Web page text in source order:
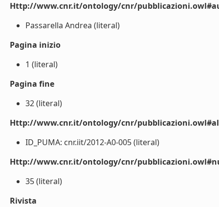
Http://www.cnr.it/ontology/cnr/
Passarella Andrea (literal)
Pagina inizio
1 (literal)
Pagina fine
32 (literal)
Http://www.cnr.it/ontology/cnr/
ID_PUMA: cnr.iit/2012-A0-005 (literal)
Http://www.cnr.it/ontology/cnr/
35 (literal)
Rivista